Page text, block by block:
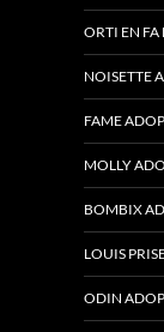
ORTI EN FA
NOISETTE
FAME
MOLLY
BOMBIX
LOUIS
ODIN